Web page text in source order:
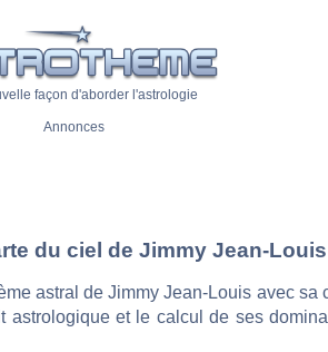
façon d'aborder l'astrologie
Annonces
du ciel de Jimmy Jean-Louis
astral de Jimmy Jean-Louis avec sa
astrologique et le calcul de ses